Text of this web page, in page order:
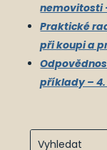
nemovitosti
Praktické
při koupi a
příklady –